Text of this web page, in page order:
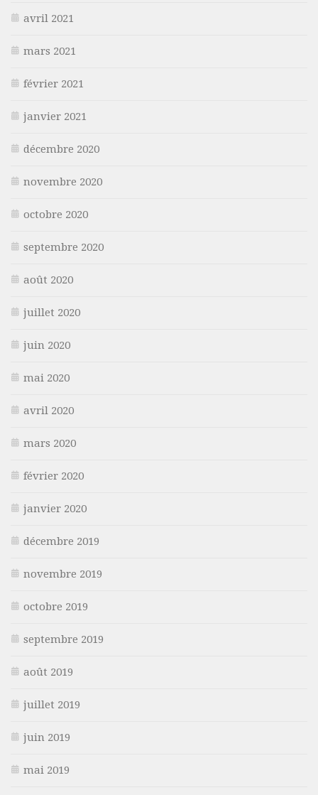
avril 2021
mars 2021
février 2021
janvier 2021
décembre 2020
novembre 2020
octobre 2020
septembre 2020
août 2020
juillet 2020
juin 2020
mai 2020
avril 2020
mars 2020
février 2020
janvier 2020
décembre 2019
novembre 2019
octobre 2019
septembre 2019
août 2019
juillet 2019
juin 2019
mai 2019